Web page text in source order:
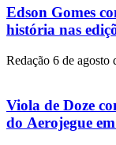
Edson Gomes
história nas
Redação 6 de agosto
Viola de Doze
do Aerojegue